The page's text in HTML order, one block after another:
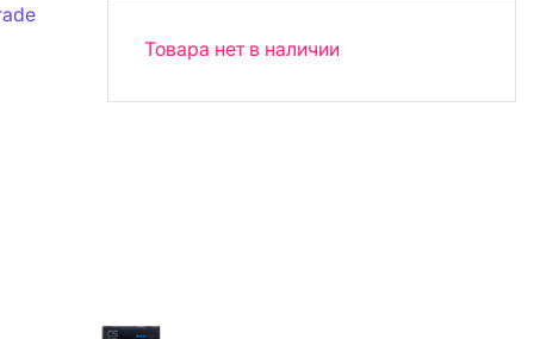
Товара нет в наличии